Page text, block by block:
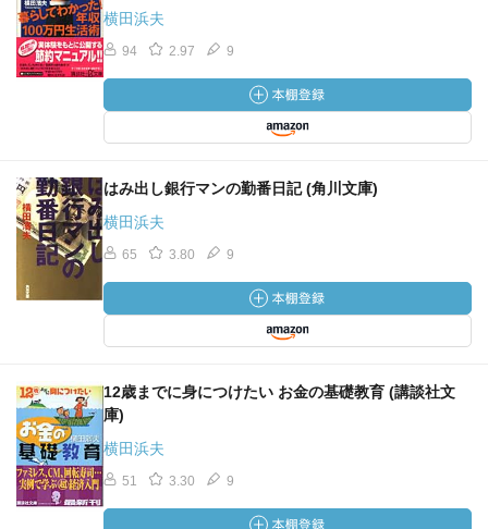
横田浜夫
94 2.97 9
はみ出し銀行マンの勤番日記 (角川文庫)
横田浜夫
65 3.80 9
12歳までに身につけたい お金の基礎教育 (講談社文
庫)
横田浜夫
51 3.30 9